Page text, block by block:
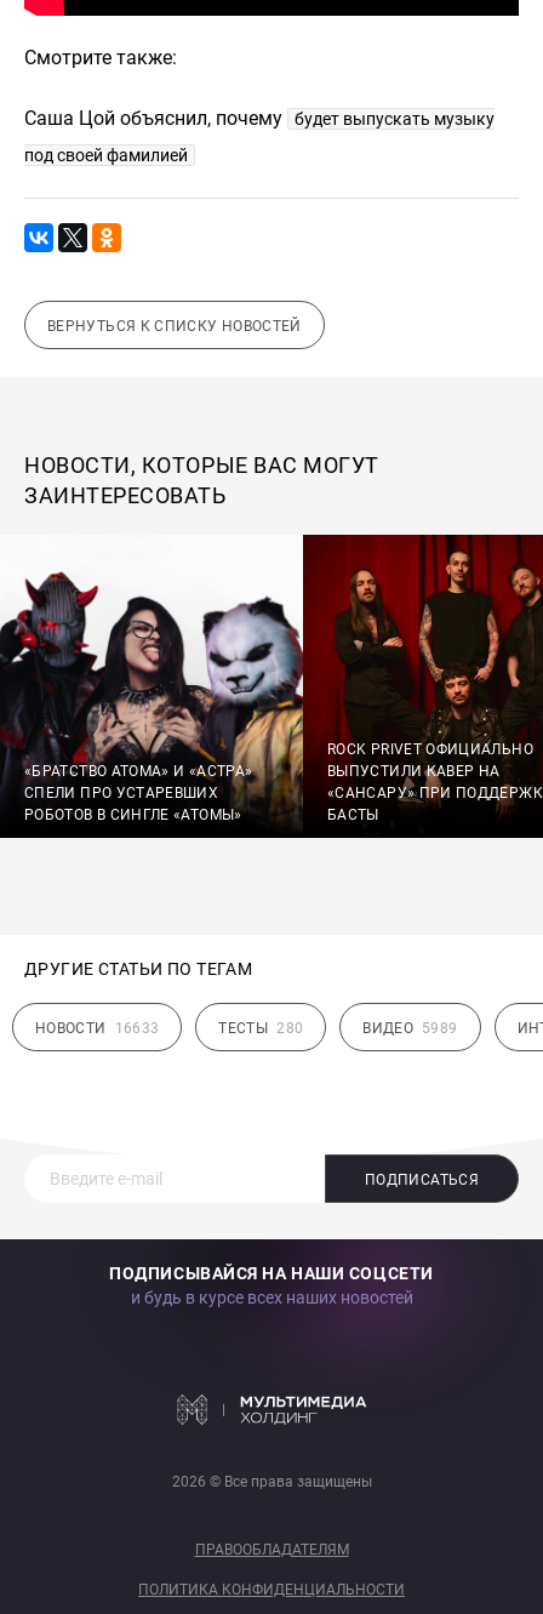
Смотрите также:
Саша Цой объяснил, почему
будет выпускать музыку
под своей фамилией
ВЕРНУТЬСЯ К СПИСКУ НОВОСТЕЙ
НОВОСТИ, КОТОРЫЕ ВАС МОГУТ
ЗАИНТЕРЕСОВАТЬ
«БРАТСТВО АТОМА» И «АСТРА»
СПЕЛИ ПРО УСТАРЕВШИХ
РОБОТОВ В СИНГЛЕ «АТОМЫ»
ROCK PRIVET ОФИЦИАЛЬНО
ВЫПУСТИЛИ КАВЕР НА
«САНСАРУ» ПРИ
БАСТЫ
ДРУГИЕ СТАТЬИ ПО ТЕГАМ
НОВОСТИ 16633 ТЕСТЫ 280 ВИДЕО 5989
ПОДПИСАТЬСЯ
ПОДПИСЫВАЙСЯ НА НАШИ СОЦСЕТИ
и будь в курсе всех наших новостей
2026 © Все права защищены
ПРАВООБЛАДАТЕЛЯМ
ПОЛИТИКА КОНФИДЕНЦИАЛЬНОСТИ